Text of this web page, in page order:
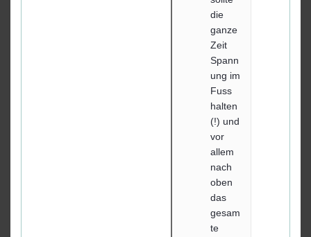
die
ganze
Zeit
Spann
ung im
Fuss
halten
(!) und
vor
allem
nach
oben
das
gesam
te